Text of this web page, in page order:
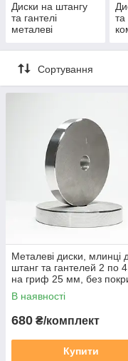
Диски на штангу
та гантелі
металеві
та
Сортування
Металеві диски, млинці
штанг та гантелей 2 по 4
на гриф 25 мм, без
В наявності
680 ₴/комплект
Купити